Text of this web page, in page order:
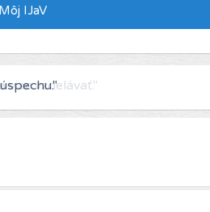
Môj IJaV
vzdelávať."